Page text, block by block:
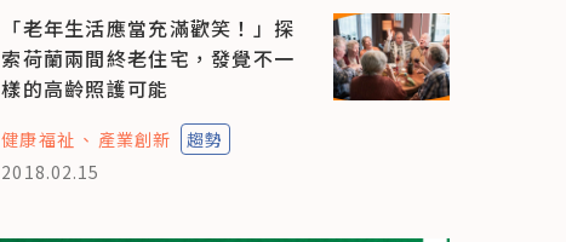
「老年生活應當充滿歡笑！」探
索荷蘭兩間終老住宅，發覺不一
樣的高齡照護可能
健康福祉 產業創新
趨勢
2018.02.15